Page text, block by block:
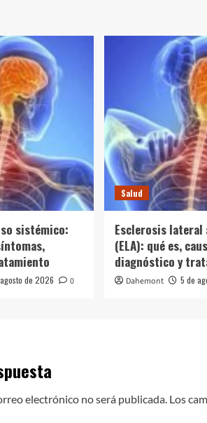
sistémico:
de 2026 0
Salud
Esclerosis
(ELA): qué es,
diagnóstico y
Dahemont 5 de
electrónico no será publicada. Los